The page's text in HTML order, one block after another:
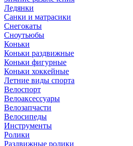
Ледянки
Санки и матрасики
Снегокаты
Сноутьюбы
Коньки
Коньки раздвижные
Коньки фигурные
Коньки хоккейные
Летние виды спорта
Велоспорт
Велоаксессуары
Велозапчасти
Велосипеды
Инструменты
Ролики
Раздвижные ролики